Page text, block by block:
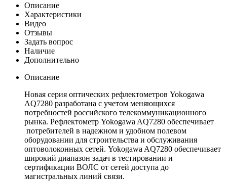
Описание
Характеристики
Видео
Отзывы
Задать вопрос
Наличие
Дополнительно
Описание
Новая серия оптических рефлектометров Yokogawa
AQ7280 разработана с учетом меняющихся
потребностей российского телекоммуникационного
рынка. Рефлектометр Yokogawa AQ7280 обеспечивает
потребителей в надежном и удобном полевом
оборудовании для строительства и обслуживания
оптоволоконных сетей. Yokogawa AQ7280 обеспечивает
широкий диапазон задач в тестировании и
сертификации ВОЛС от сетей доступа до
магистральных линий связи.